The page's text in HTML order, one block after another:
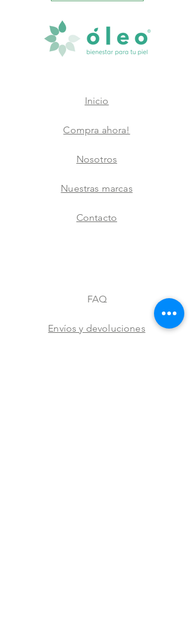
Inicio
Compra ahora!
Nosotros
Nuestras marcas
Contacto
FAQ
Envíos y devoluciones